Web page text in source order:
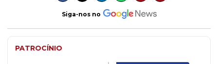
Siga-nos no
PATROCÍNIO